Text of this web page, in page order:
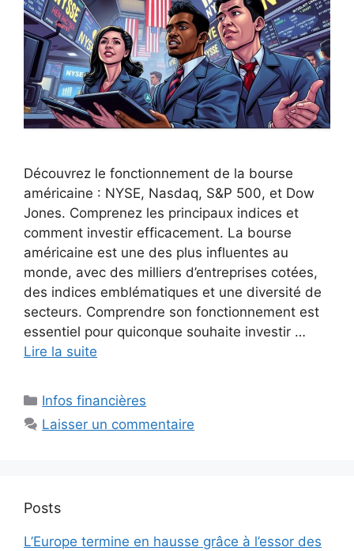
Découvrez le fonctionnement de la bourse
américaine : NYSE, Nasdaq, S&P 500, et Dow
Jones. Comprenez les principaux indices et
comment investir efficacement. La bourse
américaine est une des plus influentes au
monde, avec des milliers d’entreprises cotées,
des indices emblématiques et une diversité de
secteurs. Comprendre son fonctionnement est
essentiel pour quiconque souhaite investir …
Lire la suite
Catégories
Infos financières
Laisser un commentaire
Posts
L’Europe termine en hausse grâce à l’essor des